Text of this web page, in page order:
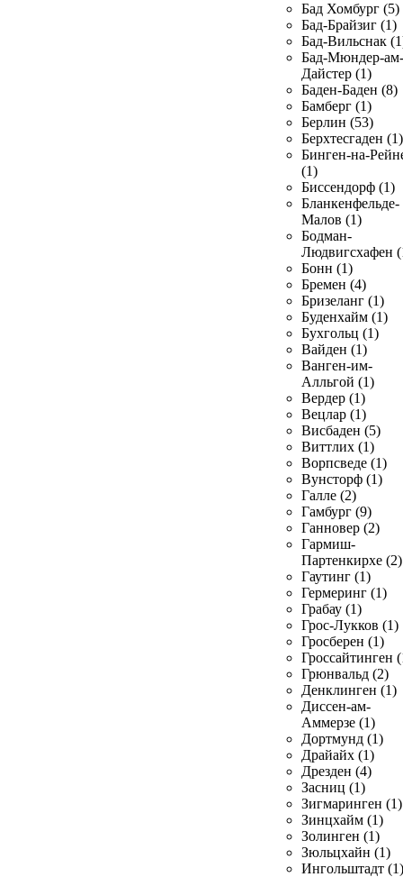
Бад Хомбург (5)
Бад-Брайзиг (1)
Бад-Вильснак
Бад-Мюндер-ам-
Дайстер (1)
Баден-Баден (8)
Бамберг (1)
Берлин (53)
Берхтесгаден (1)
Бинген-на-
(1)
Биссендорф (1)
Бланкенфельде-
Малов (1)
Бодман-
Людвигсхафен
Бонн (1)
Бремен (4)
Бризеланг (1)
Буденхайм (1)
Бухгольц (1)
Вайден (1)
Ванген-им-
Алльгой (1)
Вердер (1)
Вецлар (1)
Висбаден (5)
Виттлих (1)
Ворпсведе (1)
Вунсторф (1)
Галле (2)
Гамбург (9)
Ганновер (2)
Гармиш-
Партенкирхе (2)
Гаутинг (1)
Гермеринг (1)
Грабау (1)
Грос-Лукков (1)
Гросберен (1)
Гроссайтинген
Грюнвальд (2)
Денклинген (1)
Диссен-ам-
Аммерзе (1)
Дортмунд (1)
Драйайх (1)
Дрезден (4)
Засниц (1)
Зигмаринген (1)
Зинцхайм (1)
Золинген (1)
Зюльцхайн (1)
Ингольштадт (1)